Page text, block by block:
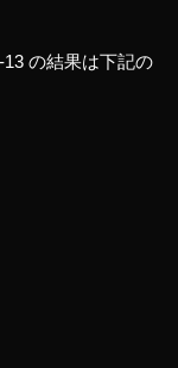
の結果は下記の